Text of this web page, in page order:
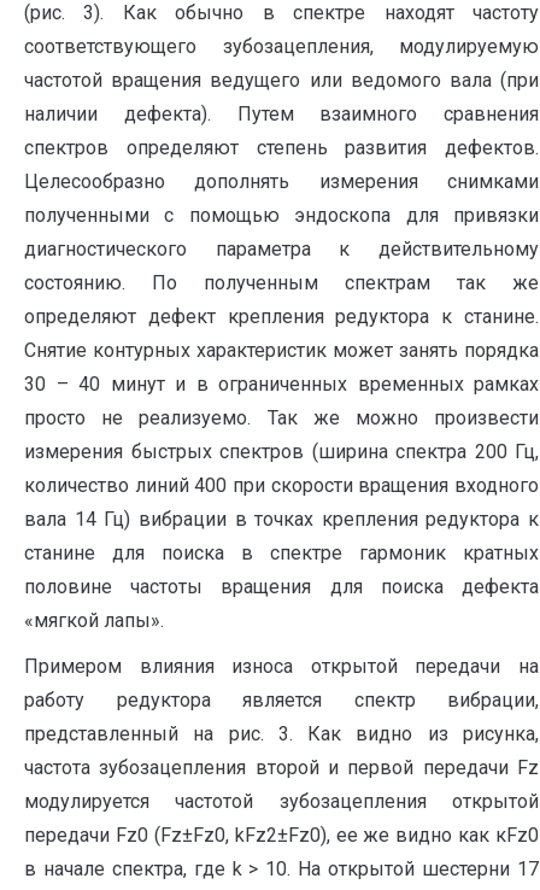
(рис. 3). Как обычно в спектре находят частоту
соответствующего зубозацепления, модулируемую
частотой вращения ведущего или ведомого вала (при
наличии дефекта). Путем взаимного сравнения
спектров определяют степень развития дефектов.
Целесообразно дополнять измерения снимками
полученными с помощью эндоскопа для привязки
диагностического параметра к действительному
состоянию. По полученным спектрам так же
определяют дефект крепления редуктора к станине.
Снятие контурных характеристик может занять порядка
30 – 40 минут и в ограниченных временных рамках
просто не реализуемо. Так же можно произвести
измерения быстрых спектров (ширина спектра 200 Гц,
количество линий 400 при скорости вращения входного
вала 14 Гц) вибрации в точках крепления редуктора к
станине для поиска в спектре гармоник кратных
половине частоты вращения для поиска дефекта
«мягкой лапы».
Примером влияния износа открытой передачи на
работу редуктора является спектр вибрации,
представленный на рис. 3. Как видно из рисунка,
частота зубозацепления второй и первой передачи Fz
модулируется частотой зубозацепления открытой
передачи Fz0 (Fz±Fz0, kFz2±Fz0), ее же видно как кFz0
в начале спектра, где k > 10. На открытой шестерни 17